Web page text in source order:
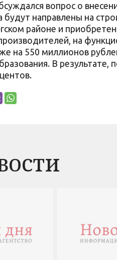
вопрос о
будут направлены на
районе и
на
на 550 миллионов
В результате,